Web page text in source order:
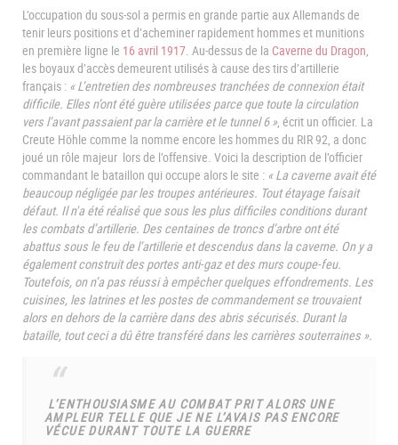
L’occupation du sous-sol a permis en grande partie aux Allemands de
tenir leurs positions et d’acheminer rapidement hommes et munitions
en première ligne le 16 avril 1917. Au-dessus de la Caverne du Dragon,
les boyaux d’accès demeurent utilisés à cause des tirs d’artillerie
français : « L’entretien des nombreuses tranchées de connexion était
difficile. Elles n’ont été guère utilisées parce que toute la circulation
vers l’avant passaient par la carrière et le tunnel 6 », écrit un officier. La
Creute Höhle comme la nomme encore les hommes du RIR 92, a donc
joué un rôle majeur lors de l’offensive. Voici la description de l’officier
commandant le bataillon qui occupe alors le site : « La caverne avait été
beaucoup négligée par les troupes antérieures. Tout étayage faisait
défaut. Il n'a été réalisé que sous les plus difficiles conditions durant
les combats d’artillerie. Des centaines de troncs d’arbre ont été
abattus sous le feu de l’artillerie et descendus dans la caverne. On y a
également construit des portes anti-gaz et des murs coupe-feu.
Toutefois, on n’a pas réussi à empêcher quelques effondrements. Les
cuisines, les latrines et les postes de commandement se trouvaient
alors en dehors de la carrière dans des abris sécurisés. Durant la
bataille, tout ceci a dû être transféré dans les carrières souterraines ».
L’ENTHOUSIASME AU COMBAT PRIT ALORS UNE
AMPLEUR TELLE QUE JE NE L’AVAIS PAS ENCORE
VÉCUE DURANT TOUTE LA GUERRE